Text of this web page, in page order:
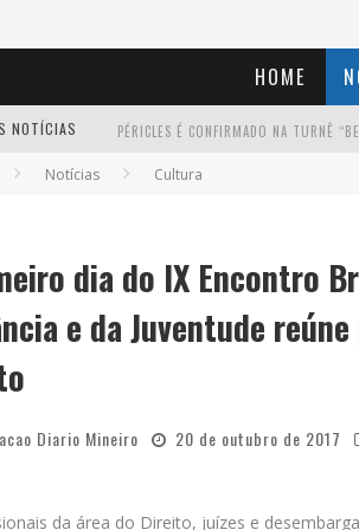
HOME
NOTÍCIAS
MILTON GUEDES TRAZ TURNÊ
Notícias Cultura
dia do IX Encontro
e da Juventude
Diario Mineiro 20 de outubro de 2017
da área do Direito, juízes e